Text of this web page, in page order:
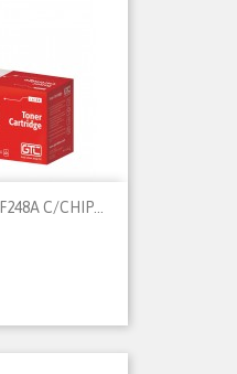
C/CHIP...